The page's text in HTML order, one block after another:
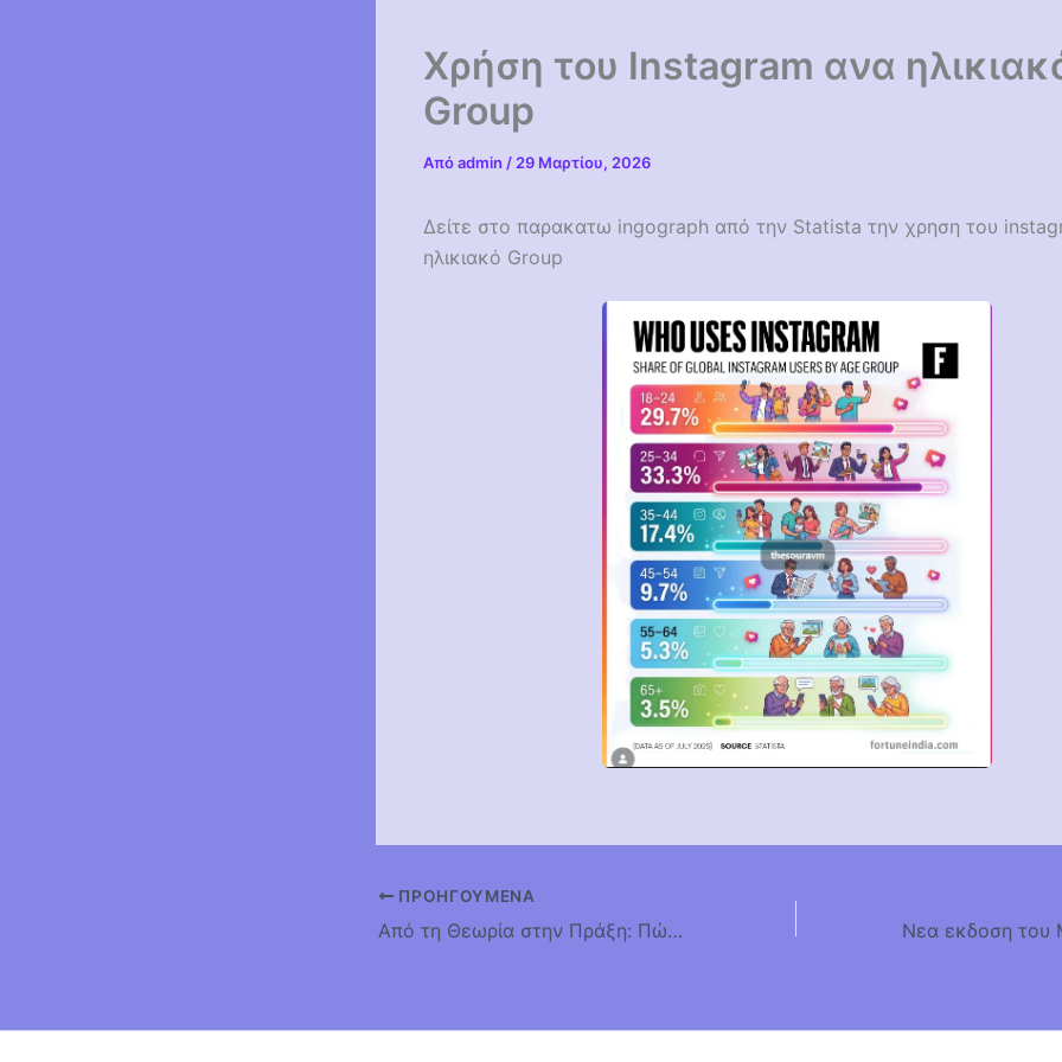
Χρήση του Instagram ανα
Group
Απόadmin / 29 Μαρτίου, 2026
Δείτε στο παρακατω ingograph από την Statista την χρηση του
ηλικιακό Group
ΠΡΟΗΓΟΎΜΕΝΑ
Από τη Θεωρία στην Πράξη: Πώς Διδάσκω Social Media με Δωρεάν Εργαλεία και Hands-on Εμπειρία